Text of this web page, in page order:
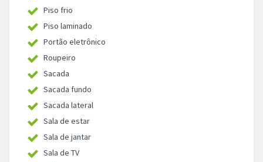
Piso frio
Piso laminado
Portão eletrônico
Roupeiro
Sacada
Sacada fundo
Sacada lateral
Sala de estar
Sala de jantar
Sala de TV